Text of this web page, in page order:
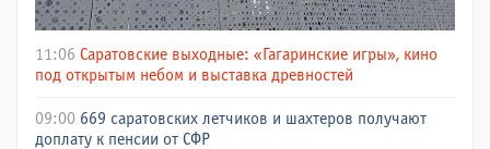
11:06 Саратовские выходные: «Гагаринские игры», кино
под открытым небом и выставка древностей
09:00 669 саратовских летчиков и шахтеров получают
доплату к пенсии от СФР